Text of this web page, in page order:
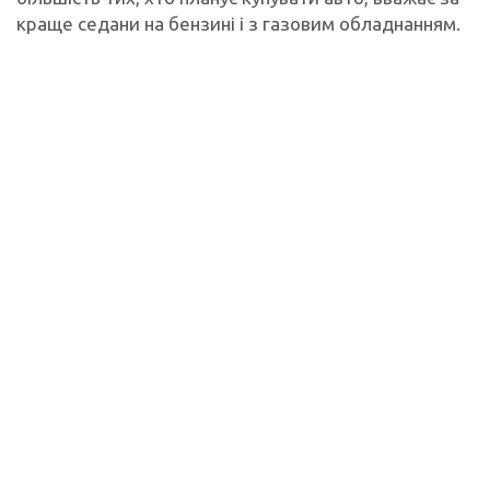
краще седани на бензині і з газовим обладнанням.